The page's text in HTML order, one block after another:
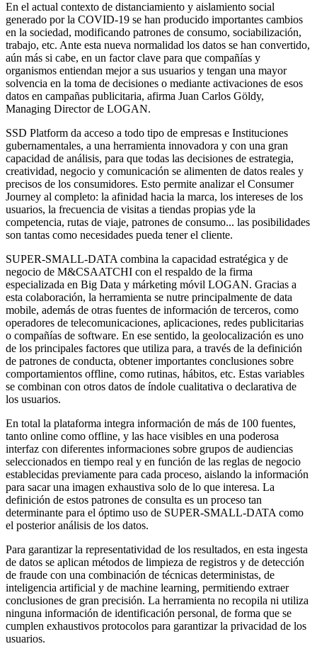
En el actual contexto de distanciamiento y aislamiento social
generado por la COVID-19 se han producido importantes cambios
en la sociedad, modificando patrones de consumo, sociabilización,
trabajo, etc. Ante esta nueva normalidad los datos se han convertido,
aún más si cabe, en un factor clave para que compañías y
organismos entiendan mejor a sus usuarios y tengan una mayor
solvencia en la toma de decisiones o mediante activaciones de esos
datos en campañas publicitaria, afirma Juan Carlos Göldy,
Managing Director de LOGAN.
SSD Platform da acceso a todo tipo de empresas e Instituciones
gubernamentales, a una herramienta innovadora y con una gran
capacidad de análisis, para que todas las decisiones de estrategia,
creatividad, negocio y comunicación se alimenten de datos reales y
precisos de los consumidores. Esto permite analizar el Consumer
Journey al completo: la afinidad hacia la marca, los intereses de los
usuarios, la frecuencia de visitas a tiendas propias yde la
competencia, rutas de viaje, patrones de consumo... las posibilidades
son tantas como necesidades pueda tener el cliente.
SUPER-SMALL-DATA combina la capacidad estratégica y de
negocio de M&CSAATCHI con el respaldo de la firma
especializada en Big Data y márketing móvil LOGAN. Gracias a
esta colaboración, la herramienta se nutre principalmente de data
mobile, además de otras fuentes de información de terceros, como
operadores de telecomunicaciones, aplicaciones, redes publicitarias
o compañías de software. En ese sentido, la geolocalización es uno
de los principales factores que utiliza para, a través de la definición
de patrones de conducta, obtener importantes conclusiones sobre
comportamientos offline, como rutinas, hábitos, etc. Estas variables
se combinan con otros datos de índole cualitativa o declarativa de
los usuarios.
En total la plataforma integra información de más de 100 fuentes,
tanto online como offline, y las hace visibles en una poderosa
interfaz con diferentes informaciones sobre grupos de audiencias
seleccionados en tiempo real y en función de las reglas de negocio
establecidas previamente para cada proceso, aislando la información
para sacar una imagen exhaustiva solo de lo que interesa. La
definición de estos patrones de consulta es un proceso tan
determinante para el óptimo uso de SUPER-SMALL-DATA como
el posterior análisis de los datos.
Para garantizar la representatividad de los resultados, en esta ingesta
de datos se aplican métodos de limpieza de registros y de detección
de fraude con una combinación de técnicas deterministas, de
inteligencia artificial y de machine learning, permitiendo extraer
conclusiones de gran precisión. La herramienta no recopila ni utiliza
ninguna información de identificación personal, de forma que se
cumplen exhaustivos protocolos para garantizar la privacidad de los
usuarios.